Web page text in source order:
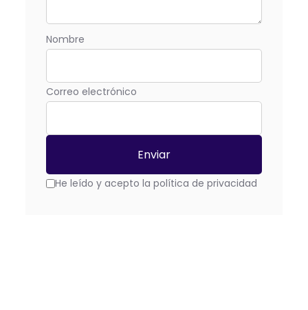
Nombre
Correo electrónico
He leído y acepto la política de privacidad